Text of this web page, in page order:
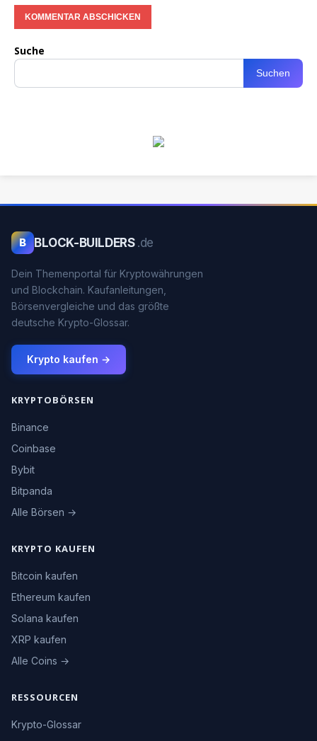
Suche
Suchen
B BLOCK-BUILDERS .de
Dein Themenportal für Kryptowährungen
und Blockchain. Kaufanleitungen,
Börsenvergleiche und das größte
deutsche Krypto-Glossar.
Krypto kaufen →
KRYPTOBÖRSEN
Binance
Coinbase
Bybit
Bitpanda
Alle Börsen →
KRYPTO KAUFEN
Bitcoin kaufen
Ethereum kaufen
Solana kaufen
XRP kaufen
Alle Coins →
RESSOURCEN
Krypto-Glossar